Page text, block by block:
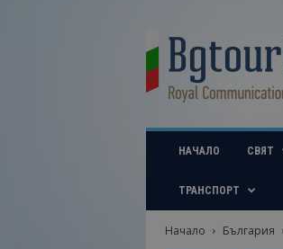
u
i
b
НАЧАЛО СВЯТ
ТРАНСПОРТ
Начало България